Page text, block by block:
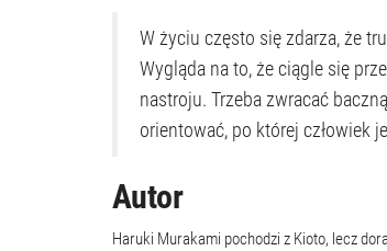
W życiu często się zdarza, że
Wygląda na to, że ciągle się
nastroju. Trzeba zwracać
orientować, po której człowiek
Autor
Haruki Murakami pochodzi z Kioto, lecz